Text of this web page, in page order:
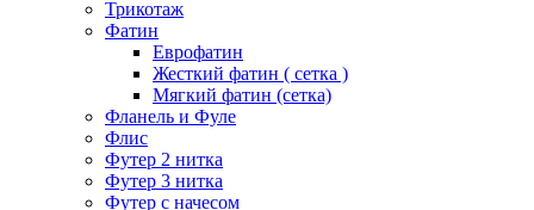
Трикотаж
Фатин
Еврофатин
Жесткий фатин ( сетка )
Мягкий фатин (сетка)
Фланель и Фуле
Флис
Футер 2 нитка
Футер 3 нитка
Футер с начесом